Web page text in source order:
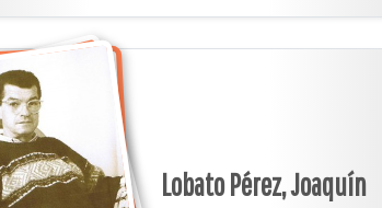
Lobato Pérez, Joaquín